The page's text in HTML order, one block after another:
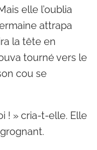
elle l’oublia
attrapa
la tête en
tourné vers le
cou se
! » cria-t-elle. Elle